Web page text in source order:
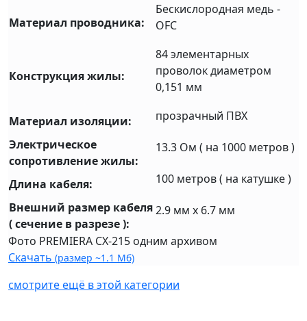
Материал проводника:
Бескислородная медь -
OFC
Конструкция жилы:
84 элементарных
проволок диаметром
0,151 мм
Материал изоляции:
прозрачный ПВХ
Электрическое
сопротивление жилы:
13.3 Ом ( на 1000 метров )
Длина кабеля:
100 метров ( на катушке )
Внешний размер кабеля
( сечение в разрезе ):
2.9 мм х 6.7 мм
Фото PREMIERA CX-215 одним архивом
Скачать (размер ~1.1 Мб)
смотрите ещё в этой категории